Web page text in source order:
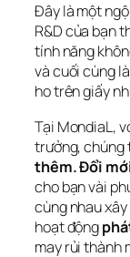
Đây là một
R&D của bạn
tính năng
và cuối cùng
ho trên giấy
Tại MondiaL,
trưởng, chúng
thêm. Đổi
cho bạn vài
cùng nhau
hoạt động
may rủi thành